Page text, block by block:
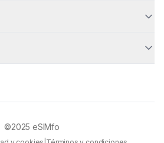
©2025 eSIMfo